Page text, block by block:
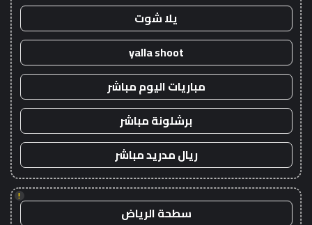
يلا شوت
yalla shoot
مباريات اليوم مباشر
برشلونة مباشر
ريال مدريد مباشر
!
سطحة الرياض